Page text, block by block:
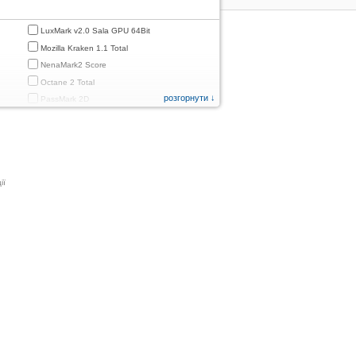
LuxMark v2.0 Sala GPU 64Bit
Mozilla Kraken 1.1 Total
NenaMark2 Score
Octane 2 Total
PassMark 2D
розгорнути ↓